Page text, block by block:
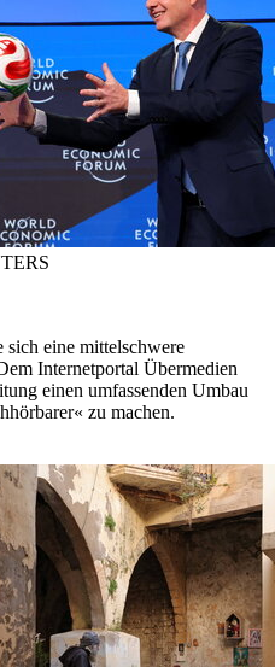
eine mittelschwere
Internetportal Übermedien
einen umfassenden Umbau
zu machen.